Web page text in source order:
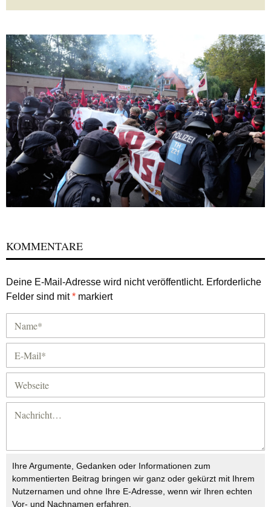
KOMMENTARE
Deine E-Mail-Adresse wird nicht veröffentlicht. Erforderliche
Felder sind mit* markiert
Ihre Argumente, Gedanken oder Informationen zum
kommentierten Beitrag bringen wir ganz oder gekürzt mit Ihrem
Nutzernamen und ohne Ihre E-Adresse, wenn wir Ihren echten
Vor- und Nachnamen erfahren.